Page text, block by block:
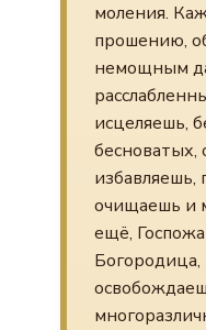
моления.
прошению,
немощным
исцеляешь,
очищаешь и
ещё,
Богородица,